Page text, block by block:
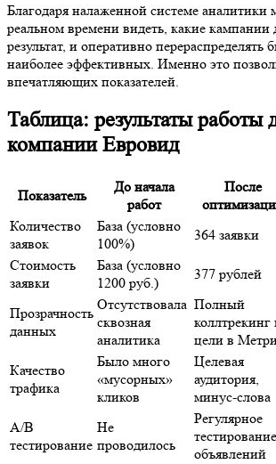
Благодаря налаженной системе аналитики
реальном времени видеть, какие
результат, и оперативно перераспределять
наиболее эффективных. Именно это
впечатляющих показателей.
Таблица: результаты работы
компании Евровид
Показатель
До начала
работ
После
Количество
заявок
База (условно
100%)
364 заявки
Стоимость
заявки
База (условно
1200 руб.)
377 рублей
Прозрачность
данных
Отсутствовала
сквозная
аналитика
Полный
коллтрекинг
цели в
Качество
трафика
Было много
«мусорных»
кликов
Целевая
аудитория,
минус-слова
A/B
тестирование
Не
проводилось
Регулярное
тестирование
объявлений